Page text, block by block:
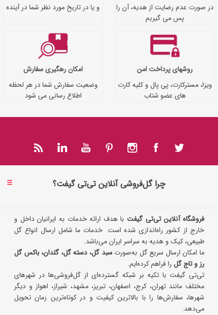
در صورت عدم رضایت از هدیه، آن را
پس می گیریم
و یا در تاریخ مورد نظر شما در آینده
روشهای پرداخت امن
ویزا، مسترکارت، پی پال و کلیه کارت
های عضو شتاب
امکان رهگیری سفارش
وضعیت سفارش شما در هر لحظه
اطلاع رسانی می شود
چرا گل‌فروشی آنلاین تی‌تی گیفت؟
فروشگاه آنلاین تی‌تی گیفتبا هدف ارائه خدمات به ایرانیان داخل و
خارج از کشور راه‌اندازی شده است. خدمات ما شامل ارسال انواع گل
طبیعی، کیک و هدیه به سراسر ایران می‌باشد.
ما امکان ارسال سریع گل به‌صورتسبد گل، دسته گل، گلدان، باکس گل
رز و تاج گل را فراهم کرده‌ایم.
تی‌تی گیفت با تکیه بر شبکه گسترده‌ای از گل‌فروشی‌ها در شهرهای
مختلف مانند تهران، کرج، اصفهان، تبریز، مشهد، شیراز، اهواز و دیگر
شهرها، سفارش‌ها را با بالاترین کیفیت و در کوتاه‌ترین زمان تحویل
می‌دهد.